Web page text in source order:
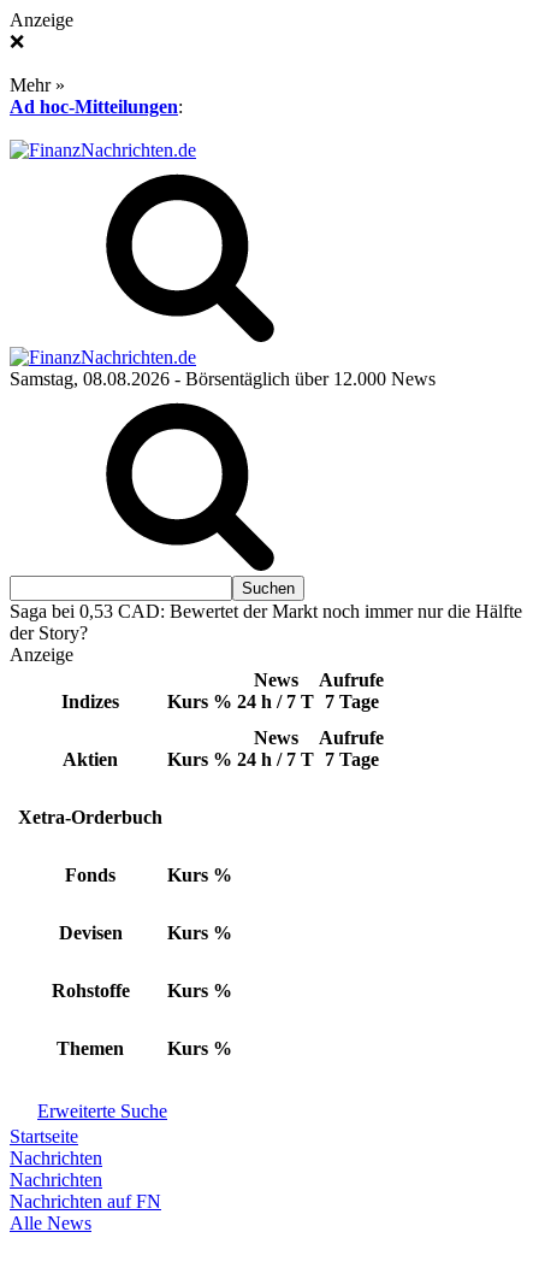
Anzeige
❌
Mehr »
Ad hoc-Mitteilungen:
Samstag, 08.08.2026 - Börsentäglich über 12.000 News
Saga bei 0,53 CAD: Bewertet der Markt noch immer nur die Hälfte
der Story?
Anzeige
Indizes Kurs %
News
24 h / 7 T
Aufrufe
7 Tage
Aktien Kurs %
News
24 h / 7 T
Aufrufe
7 Tage
Xetra-Orderbuch
Fonds Kurs %
Devisen Kurs %
Rohstoffe Kurs %
Themen Kurs %
Erweiterte Suche
Startseite
Nachrichten
Nachrichten
Nachrichten auf FN
Alle News